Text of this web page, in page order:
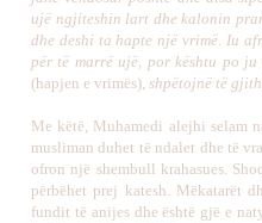
ujë ngjiteshin lart dhe kalonin
dhe deshi ta hapte një vrimë. Iu
për të marrë ujë, por kështu po
(hapjen e vrimës), shpëtojnë të
Me këtë, Muhamedi alejhi selam
musliman duhet të ndalet dhe të
ofron një shembull krahasues.
përbëhet prej katesh. Mëkatarët
fundit të anijes dhe është gjë e